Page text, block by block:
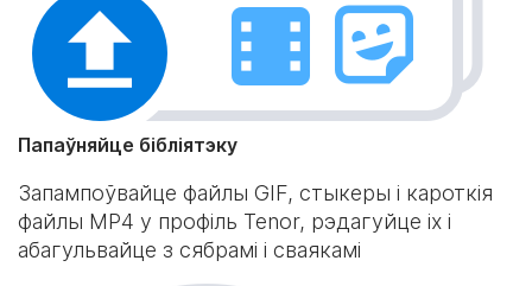
Папаўняйце бібліятэку
Запампоўвайце файлы GIF, стыкеры і кароткія
файлы MP4 у профіль Tenor, рэдагуйце іх і
абагульвайце з сябрамі і сваякамі